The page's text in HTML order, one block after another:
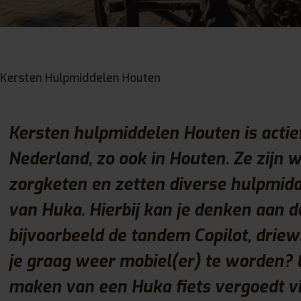
Kersten Hulpmiddelen Houten
Kersten hulpmiddelen Houten is
Nederland, zo ook in Houten. Ze zijn
zorgketen en zetten diverse
van Huka. Hierbij kan je denken aan
bijvoorbeeld de tandem Copilot,
je graag weer mobiel(er) te worden?
maken van een Huka fiets vergoedt